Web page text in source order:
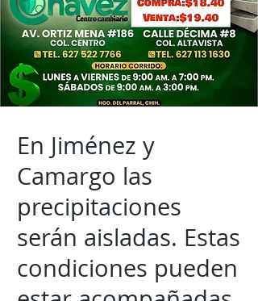
En Jiménez y
Camargo las
precipitaciones
serán aisladas. Estas
condiciones pueden